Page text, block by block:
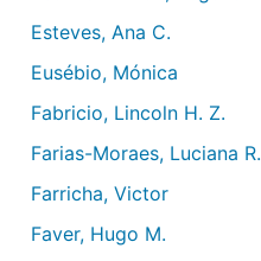
Esteves, Ana C.
Eusébio, Mónica
Fabricio, Lincoln H. Z.
Farias-Moraes, Luciana R.
Farricha, Victor
Faver, Hugo M.